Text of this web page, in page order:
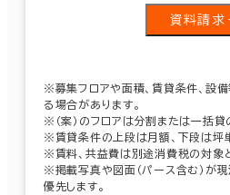
資料請求
※募集フロアや面積、賃貸条件、設
る場合があります。
※（案）のフロアは分割または一括貸
※賃貸条件の上段は月額、下段は坪
※賃料、共益費は別途消費税の対象と
※掲載写真や図面（パース含む）が
優先します。